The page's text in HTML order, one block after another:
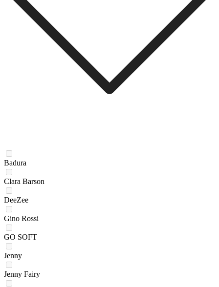
Badura
Clara Barson
DeeZee
Gino Rossi
GO SOFT
Jenny
Jenny Fairy